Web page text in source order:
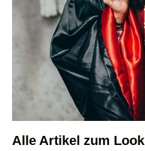
Alle Artikel zum Look